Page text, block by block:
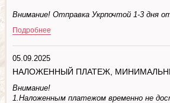
Внимание! Отправка Укрпочтой 1-3 дня
Подробнее
05.09.2025
НАЛОЖЕННЫЙ ПЛАТЕЖ,
Внимание!
1.Наложенным платежом временно не